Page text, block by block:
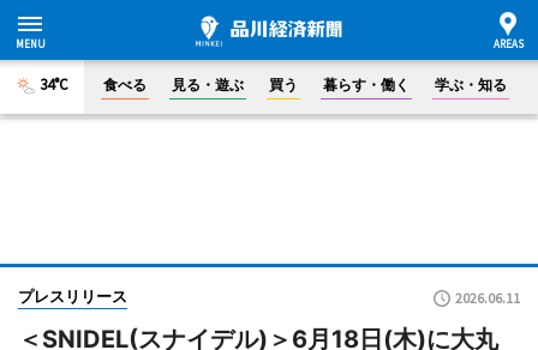
34°C 食べる 見る・遊ぶ 買う 暮らす・働く 学ぶ・知る
プレスリリース 2026.06.11
＜SNIDEL(スナイデル)＞6月18日(木)に大丸